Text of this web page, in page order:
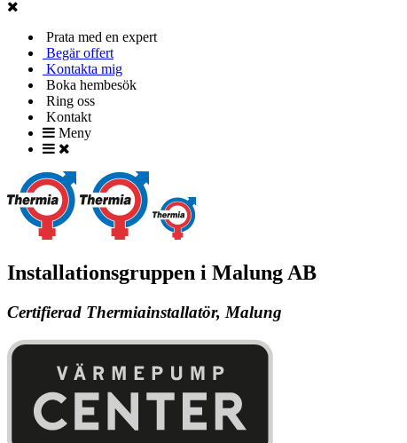
Prata med en expert
Begär offert
Kontakta mig
Boka hembesök
Ring oss
Kontakt
Meny
Installationsgruppen i Malung AB
Certifierad Thermiainstallatör, Malung